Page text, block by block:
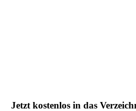
Jetzt kostenlos in das